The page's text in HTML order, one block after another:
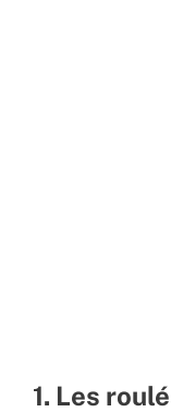
1. Les